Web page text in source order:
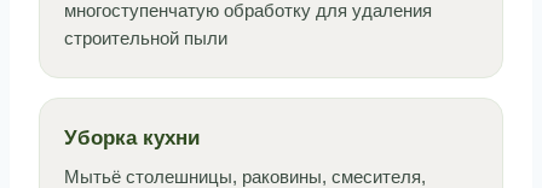
многоступенчатую обработку для удаления
строительной пыли
Уборка кухни
Мытьё столешницы, раковины, смесителя,